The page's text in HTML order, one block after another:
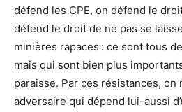
défend les CPE, on défend le
défend le droit de ne pas se
minières rapaces : ce sont tous
mais qui sont bien plus
paraisse. Par ces résistances, on
adversaire qui dépend lui-aussi